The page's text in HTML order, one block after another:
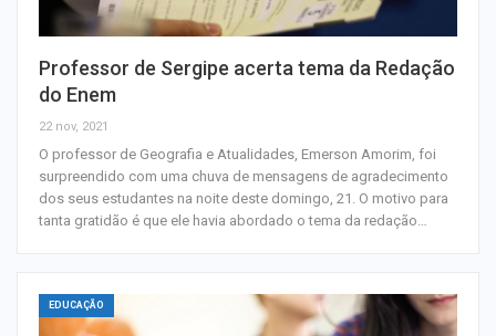
Professor de Sergipe acerta tema da Redação
do Enem
22 nov, 2021
O professor de Geografia e Atualidades, Emerson Amorim, foi
surpreendido com uma chuva de mensagens de agradecimento
dos seus estudantes na noite deste domingo, 21. O motivo para
tanta gratidão é que ele havia abordado o tema da redação…
EDUCAÇÃO